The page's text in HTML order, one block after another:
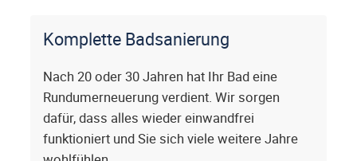
Komplette Badsanierung
Nach 20 oder 30 Jahren hat Ihr Bad eine
Rundumerneuerung verdient. Wir sorgen
dafür, dass alles wieder einwandfrei
funktioniert und Sie sich viele weitere Jahre